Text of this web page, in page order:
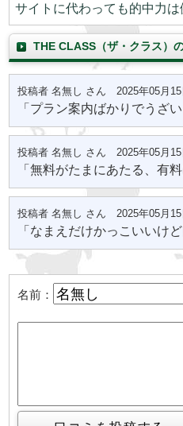
サイトに代わっても的中力は
THE CLASS（ザ・クラス）
投稿者 名無し さん 2025年05月15
「プラン案内ばかりでうざい
投稿者 名無し さん 2025年05月15
「無料がたまにあたる、有
投稿者 名無し さん 2025年05月15
「なまえだけかっこいいけ
名前：